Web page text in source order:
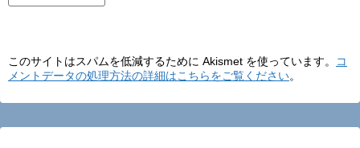
このサイトはスパムを低減するために Akismet を使っています。
コ
メントデータの処理方法の詳細はこちらをご覧ください。